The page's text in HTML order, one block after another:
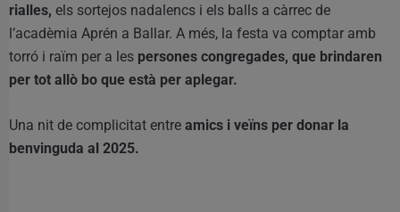
rialles, els sortejos nadalencs i els balls a càrrec de
l’acadèmia Aprén a Ballar. A més, la festa va comptar amb
torró i raïm per a les persones congregades, que brindaren
per tot allò bo que està per aplegar.
Una nit de complicitat entre amics i veïns per donar la
benvinguda al 2025.